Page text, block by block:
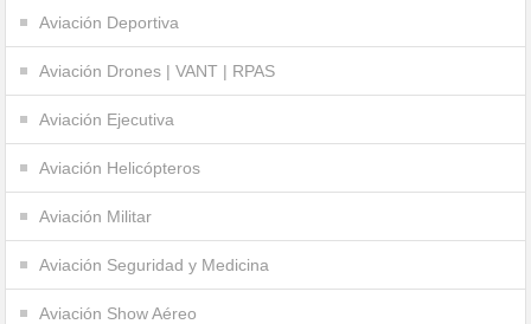
Aviación Deportiva
Aviación Drones | VANT | RPAS
Aviación Ejecutiva
Aviación Helicópteros
Aviación Militar
Aviación Seguridad y Medicina
Aviación Show Aéreo